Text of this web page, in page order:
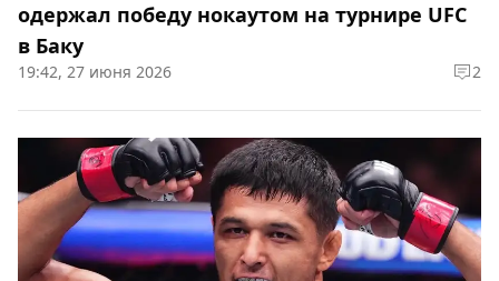
одержал победу нокаутом на турнире UFC
в Баку
19:42, 27 июня 2026 2